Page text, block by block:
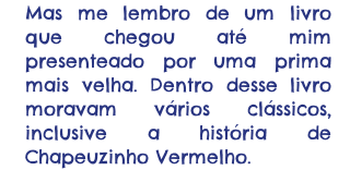
Mas me lembro de um livro
que chegou até mim
presenteado por uma prima
mais velha. Dentro desse livro
moravam vários clássicos,
inclusive a história de
Chapeuzinho Vermelho.